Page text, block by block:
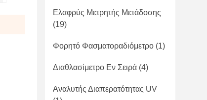
Ελαφρύς Μετρητής Μετάδοσης
(19)
Φορητό Φασματοραδιόμετρο (1)
Διαθλασίμετρο Εν Σειρά (4)
Αναλυτής Διαπερατότητας UV